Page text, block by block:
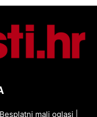
Besplatni mali oglasi